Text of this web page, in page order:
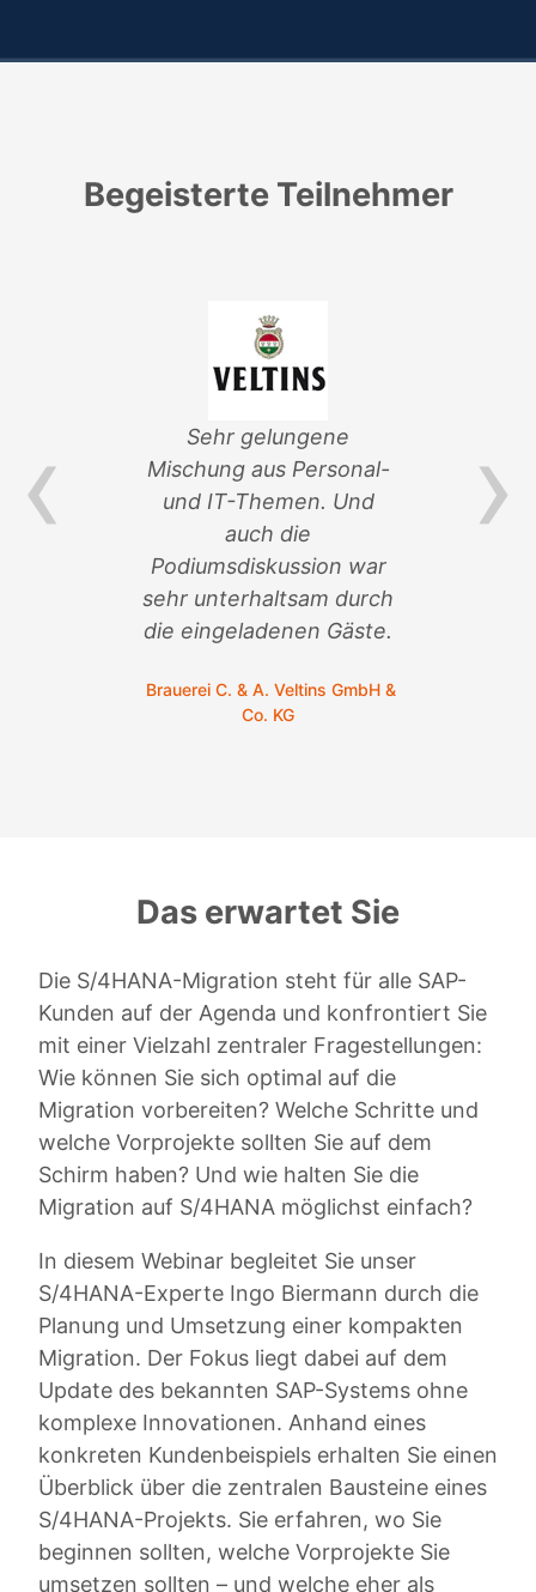
Begeisterte Teilnehmer
‹
Sehr gelungene
Mischung aus Personal-
und IT-Themen. Und
auch die
Podiumsdiskussion war
sehr unterhaltsam durch
die eingeladenen Gäste.
Brauerei C. & A. Veltins GmbH &
Co. KG
an
›
Das erwartet Sie
Die S/4HANA-Migration steht für alle SAP-
Kunden auf der Agenda und konfrontiert Sie
mit einer Vielzahl zentraler Fragestellungen:
Wie können Sie sich optimal auf die
Migration vorbereiten? Welche Schritte und
welche Vorprojekte sollten Sie auf dem
Schirm haben? Und wie halten Sie die
Migration auf S/4HANA möglichst einfach?
In diesem Webinar begleitet Sie unser
S/4HANA-Experte Ingo Biermann durch die
Planung und Umsetzung einer kompakten
Migration. Der Fokus liegt dabei auf dem
Update des bekannten SAP-Systems ohne
komplexe Innovationen. Anhand eines
konkreten Kundenbeispiels erhalten Sie einen
Überblick über die zentralen Bausteine eines
S/4HANA-Projekts. Sie erfahren, wo Sie
beginnen sollten, welche Vorprojekte Sie
umsetzen sollten – und welche eher als